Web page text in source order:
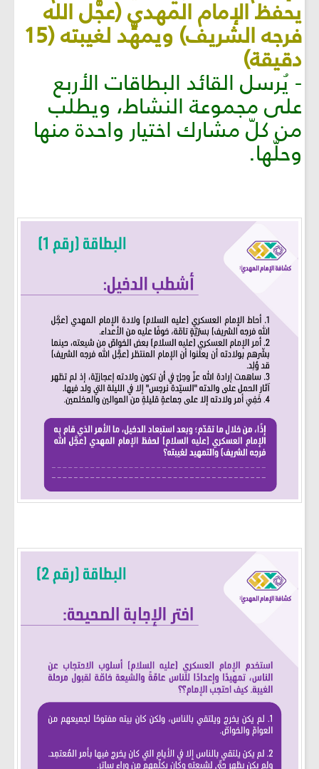
يحفظ الإمام المهدي (عجَّل الله
فرجه الشريف) ويمهِّد لغيبته (15
دقيقة)
- يُرسل القائد البطاقات الأربع
على مجموعة النشاط، ويطلب
من كلّ مشارك اختيار واحدة منها
وحلّها.